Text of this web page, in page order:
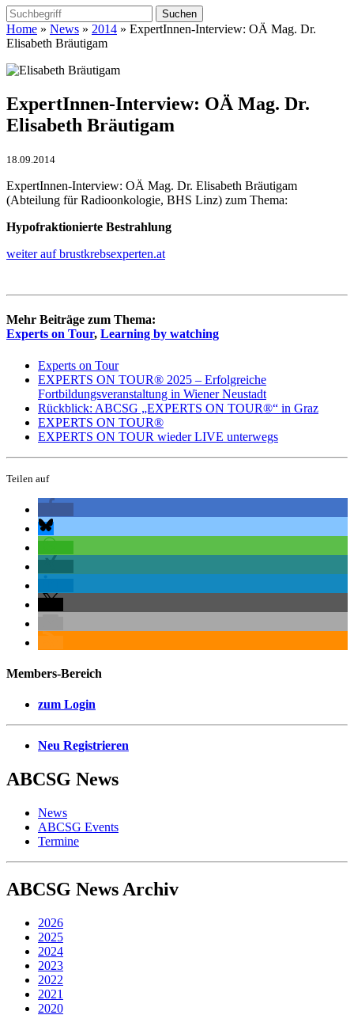
Home » News » 2014 » ExpertInnen-Interview: OÄ Mag. Dr.
Elisabeth Bräutigam
ExpertInnen-Interview: OÄ Mag. Dr.
Elisabeth Bräutigam
18.09.2014
ExpertInnen-Interview: OÄ Mag. Dr. Elisabeth Bräutigam
(Abteilung für Radioonkologie, BHS Linz) zum Thema:
Hypofraktionierte Bestrahlung
weiter auf brustkrebsexperten.at
Mehr Beiträge zum Thema:
Experts on Tour, Learning by watching
Experts on Tour
EXPERTS ON TOUR® 2025 – Erfolgreiche
Fortbildungsveranstaltung in Wiener Neustadt
Rückblick: ABCSG „EXPERTS ON TOUR®“ in Graz
EXPERTS ON TOUR®
EXPERTS ON TOUR wieder LIVE unterwegs
Teilen auf
Members-Bereich
zum Login
Neu Registrieren
ABCSG News
News
ABCSG Events
Termine
ABCSG News Archiv
2026
2025
2024
2023
2022
2021
2020